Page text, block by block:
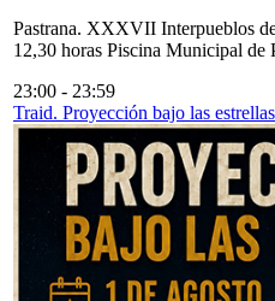
Pastrana. XXXVII Interpueblos
12,30 horas Piscina Municipal de
23:00 - 23:59
Traid. Proyección bajo las estrellas